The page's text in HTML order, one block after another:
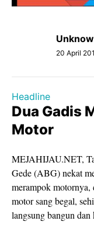
20 April
Headline
Dua Gadis
Motor
MEJAHIJAU.NET,
Gede (ABG) nekat
merampok motornya,
motor sang begal,
langsung bangun dan